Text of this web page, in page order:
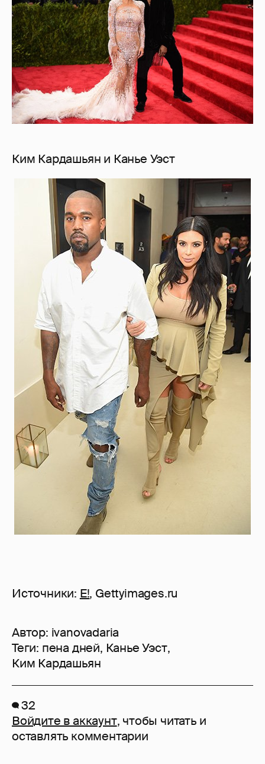
Ким Кардашьян и Канье Уэст
Источники: E!, Gettyimages.ru
Автор: ivanovadaria
Теги: пена дней, Канье Уэст,
Ким Кардашьян
32
Войдите в аккаунт, чтобы читать и
оставлять комментарии